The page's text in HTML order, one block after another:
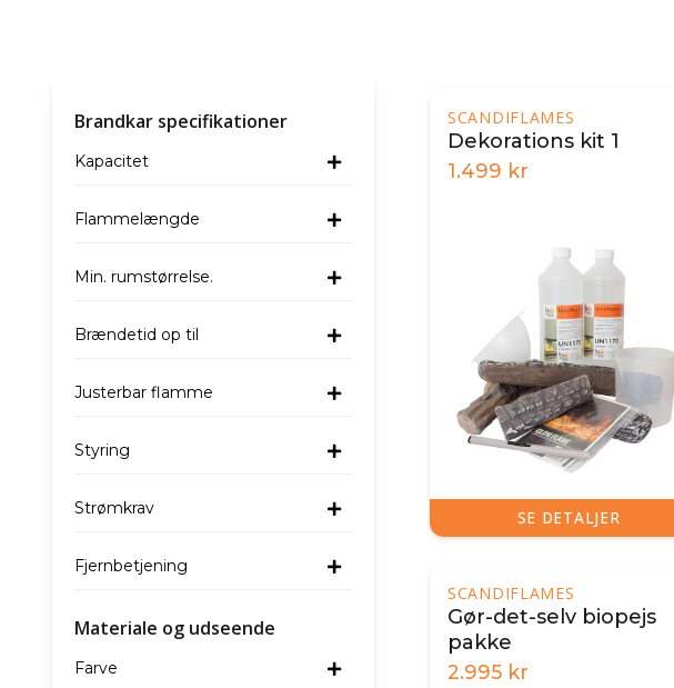
Brandkar specifikationer
Kapacitet
Flammelængde
Min. rumstørrelse.
Brændetid op til
Justerbar flamme
Styring
Strømkrav
Fjernbetjening
Materiale og udseende
Farve
SCANDIFLAMES
Dekorations kit 1
1.499 kr
SE DETALJER
SCANDIFLAMES
Gør-det-selv biopejs
pakke
2.995 kr